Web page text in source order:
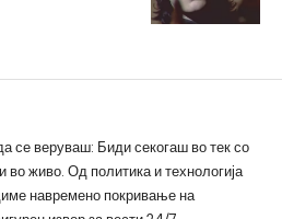
се веруваш: Биди секогаш во тек со
во живо. Од политика и технологија
навремено покривање на